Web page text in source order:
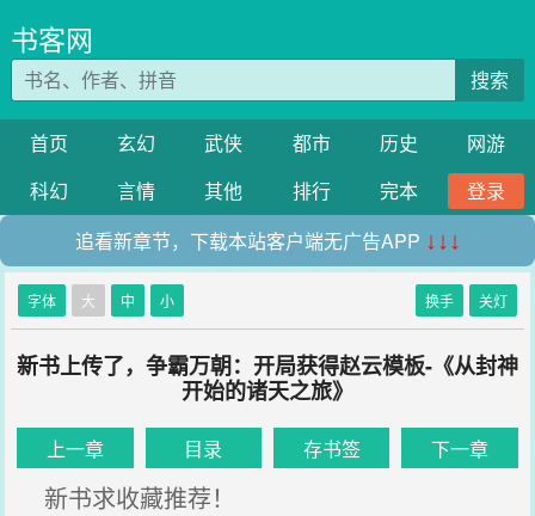
书客网
搜索
首页 玄幻 武侠 都市 历史
网游
科幻
言情 其他 排行 完本
登录
追看新章节，下载本站客户端无广告APP ↓↓↓
字体 大 中 小 换手 关灯
新书上传了，争霸万朝：开局获得赵云模板-《从封神
开始的诸天之旅》
上一章 目录 存书签 下一章
新书求收藏推荐！